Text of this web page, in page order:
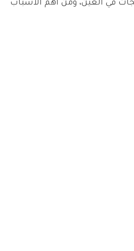
في العين، ومن أهم الأسباب